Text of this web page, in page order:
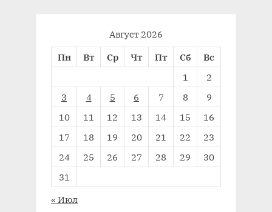
Август 2026
Пн
Вт Ср Чт Пт Сб
Вс
1
2
3
4 5 6 7 8
9
10
11 12 13 14 15
16
17
18 19 20 21 22
23
24
25 26 27 28 29
30
31
« Июл